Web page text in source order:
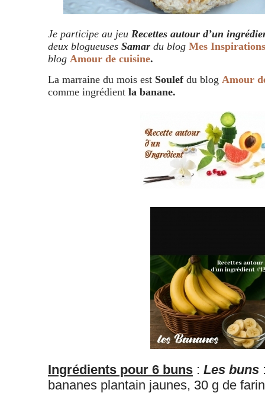
Je participe au jeu Recettes autour d’un
deux blogueuses Samar du blog Mes
blog Amour de cuisine.
La marraine du mois est Soulef du blog Amour
comme ingrédient la banane.
Ingrédients pour 6 buns : Les buns
bananes plantain jaunes, 30 g de